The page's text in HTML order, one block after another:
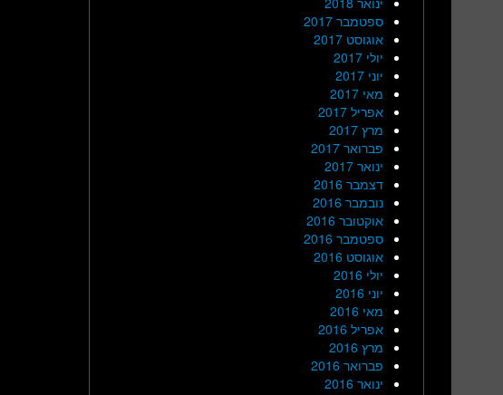
ספטמבר 2017
אוגוסט 2017
יולי 2017
יוני 2017
מאי 2017
אפריל 2017
מרץ 2017
פברואר 2017
ינואר 2017
דצמבר 2016
נובמבר 2016
אוקטובר 2016
ספטמבר 2016
אוגוסט 2016
יולי 2016
יוני 2016
מאי 2016
אפריל 2016
מרץ 2016
פברואר 2016
ינואר 2016